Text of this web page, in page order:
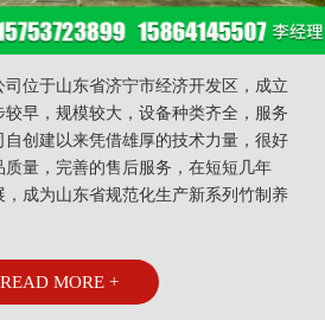
位于山东省济宁市经济开发区，成立
较早，规模较大，设备种类齐全，服务
自创建以来凭借雄厚的技术力量，很好
量，完善的售后服务，在短短几年
成为山东省规范化生产新系列竹制养
READ MORE +